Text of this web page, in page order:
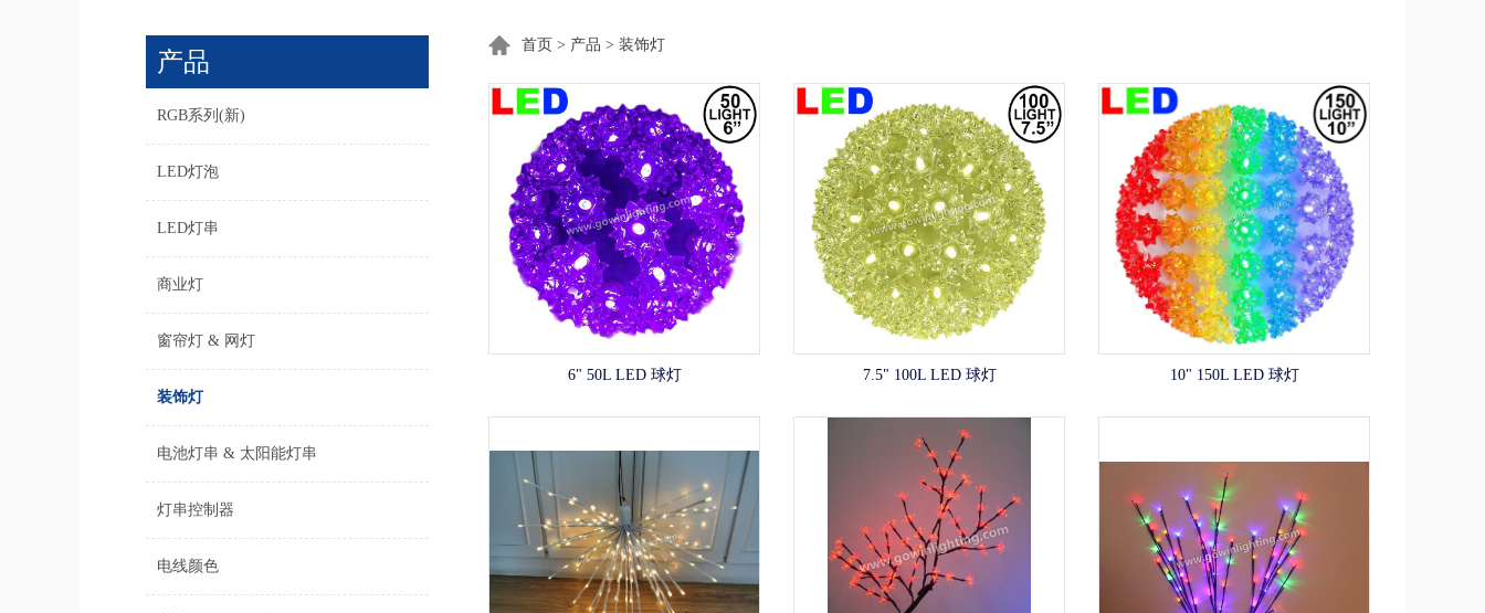
产品
RGB系列(新)
LED灯泡
LED灯串
商业灯
窗帘灯 & 网灯
装饰灯
电池灯串 & 太阳能灯串
灯串控制器
电线颜色
首页 > 产品 > 装饰灯
6" 50L LED 球灯 7.5" 100L LED 球灯 10" 150L LED 球灯